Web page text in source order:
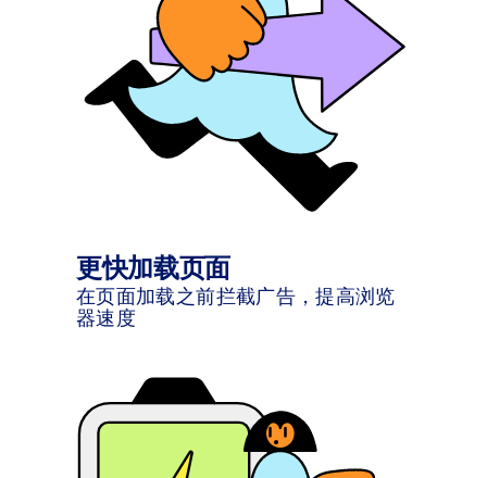
更快加载页面
在页面加载之前拦截广告，提高浏览
器速度